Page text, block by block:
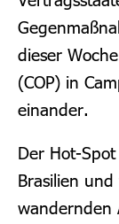
dieser
(COP) in
einander.
Der Hot-
Brasilien und
wandernden